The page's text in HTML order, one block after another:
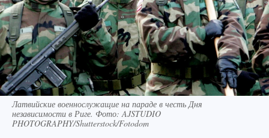
Латвийские военнослужащие на параде в честь Дня
независимости в Риге. Фото: AJSTUDIO
PHOTOGRAPHY/Shutterstock/Fotodom